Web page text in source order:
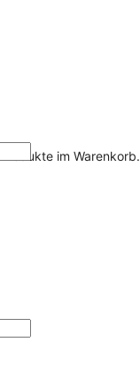
im Warenkorb.